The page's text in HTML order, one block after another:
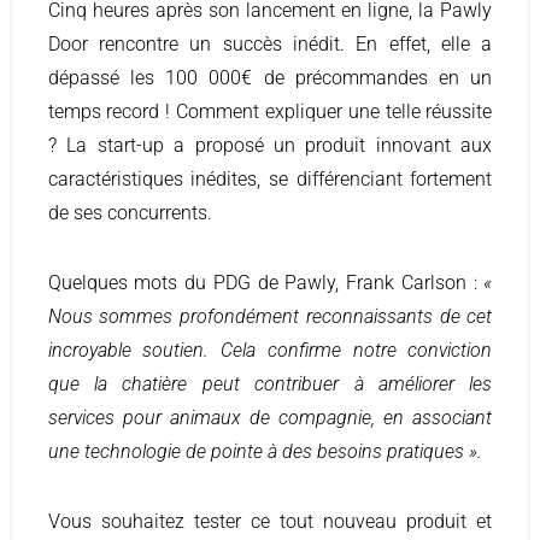
Cinq heures après son lancement en ligne, la Pawly
Door rencontre un succès inédit. En effet, elle a
dépassé les 100 000€ de précommandes en un
temps record ! Comment expliquer une telle réussite
? La start-up a proposé un produit innovant aux
caractéristiques inédites, se différenciant fortement
de ses concurrents.
Quelques mots du PDG de Pawly, Frank Carlson : «
Nous sommes profondément reconnaissants de cet
incroyable soutien. Cela confirme notre conviction
que la chatière peut contribuer à améliorer les
services pour animaux de compagnie, en associant
une technologie de pointe à des besoins pratiques ».
Vous souhaitez tester ce tout nouveau produit et